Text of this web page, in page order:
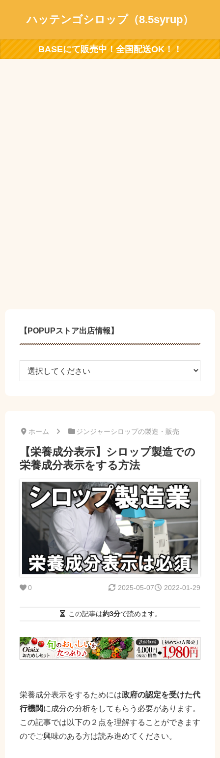
ハッテンゴシロップ（8.5syrup）
BASEにて販売中！全国配送OK！！
【POPUPストア出店情報】
ホーム ジンジャーシロップの製造・販売
【栄養成分表示】シロップ製造での
栄養成分表示をする方法
0 2022-01-29
2025-05-07
この記事は約3分で読めます。
栄養成分表示をするためには政府の認定を受けた代
行機関に成分の分析をしてもらう必要があります。
この記事では以下の２点を理解することができます
のでご興味のある方は読み進めてください。